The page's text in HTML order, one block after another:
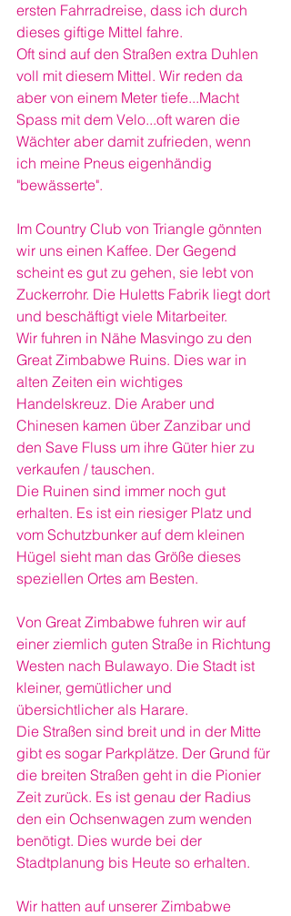
ersten Fahrradreise, dass ich durch
dieses giftige Mittel fahre.
Oft sind auf den Straßen extra Duhlen
voll mit diesem Mittel. Wir reden da
aber von einem Meter tiefe...Macht
Spass mit dem Velo...oft waren die
Wächter aber damit zufrieden, wenn
ich meine Pneus eigenhändig
"bewässerte".
Im Country Club von Triangle gönnten
wir uns einen Kaffee. Der Gegend
scheint es gut zu gehen, sie lebt von
Zuckerrohr. Die Huletts Fabrik liegt dort
und beschäftigt viele Mitarbeiter.
Wir fuhren in Nähe Masvingo zu den
Great Zimbabwe Ruins. Dies war in
alten Zeiten ein wichtiges
Handelskreuz. Die Araber und
Chinesen kamen über Zanzibar und
den Save Fluss um ihre Güter hier zu
verkaufen / tauschen.
Die Ruinen sind immer noch gut
erhalten. Es ist ein riesiger Platz und
vom Schutzbunker auf dem kleinen
Hügel sieht man das Größe dieses
speziellen Ortes am Besten.
Von Great Zimbabwe fuhren wir auf
einer ziemlich guten Straße in Richtung
Westen nach Bulawayo. Die Stadt ist
kleiner, gemütlicher und
übersichtlicher als Harare.
Die Straßen sind breit und in der Mitte
gibt es sogar Parkplätze. Der Grund für
die breiten Straßen geht in die Pionier
Zeit zurück. Es ist genau der Radius
den ein Ochsenwagen zum wenden
benötigt. Dies wurde bei der
Stadtplanung bis Heute so erhalten.
Wir hatten auf unserer Zimbabwe